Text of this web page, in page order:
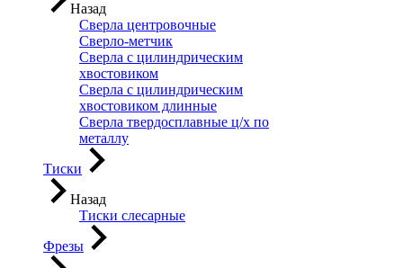
Назад
Сверла центровочные
Сверло-метчик
Сверла с цилиндрическим
хвостовиком
Сверла с цилиндрическим
хвостовиком длинные
Сверла твердосплавные ц/х по
металлу
Тиски
Назад
Тиски слесарные
Фрезы